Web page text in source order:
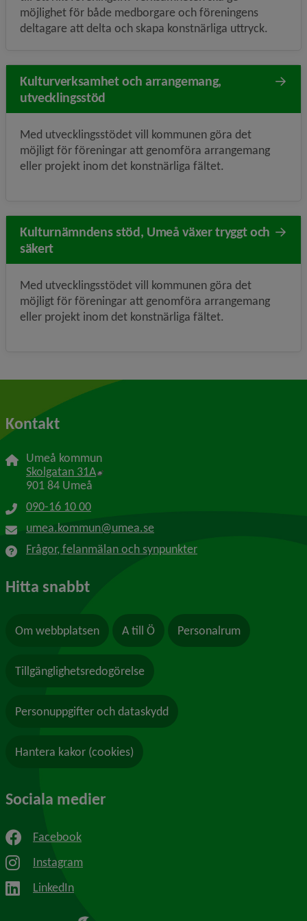
möjlighet för både medborgare och föreningens
deltagare att delta och skapa konstnärliga uttryck.
Kulturverksamhet och arrangemang,
utvecklingsstöd
Med utvecklingsstödet vill kommunen göra det
möjligt för föreningar att genomföra arrangemang
eller projekt inom det konstnärliga fältet.
Kulturnämndens stöd, Umeå växer tryggt och
säkert
Med utvecklingsstödet vill kommunen göra det
möjligt för föreningar att genomföra arrangemang
eller projekt inom det konstnärliga fältet.
Kontakt
Umeå kommun
Skolgatan 31A Länk till annan webbplats, öppnas i nytt
901 84 Umeå
090-16 10 00
umea.kommun@umea.se
Frågor, felanmälan och synpunkter
Hitta snabbt
Om webbplatsen A till Ö Personalrum
Tillgänglighetsredogörelse
Personuppgifter och dataskydd
Hantera kakor (cookies)
Sociala medier
Facebook
Instagram
LinkedIn